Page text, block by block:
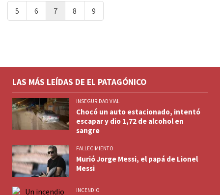
5 6 7 8 9
LAS MÁS LEÍDAS DE EL PATAGÓNICO
INSEGURIDAD VIAL
Chocó un auto estacionado, intentó
escapar y dio 1,72 de alcohol en
sangre
FALLECIMIENTO
Murió Jorge Messi, el papá de Lionel
Messi
INCENDIO